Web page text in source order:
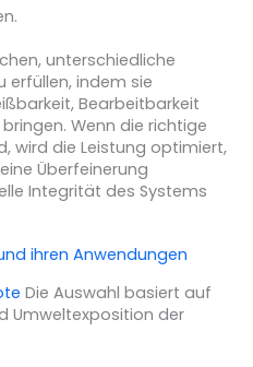
unterschiedliche
erfüllen, indem sie
Bearbeitbarkeit
Wenn die richtige
wird die Leistung optimiert,
Überfeinerung
Integrität des Systems
ihren Anwendungen
Die Auswahl basiert auf
Umweltexposition der